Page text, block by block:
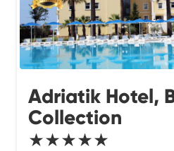
Adriatik Hotel,
Collection
★★★★★